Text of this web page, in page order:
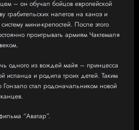
– он обучал бойцов европейской
грабительских налетов на каноэ и
мини-крепостей. После этого
проигрывать армиям Чактемаля
одного из вождей майя – принцесса
испанца и родила троих детей. Таким
Гонзало стал родоначальником новой
“Аватар”.